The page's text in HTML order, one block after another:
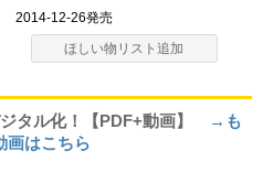
2014-12-26発売
ほしい物リスト追加
タル化！【PDF+動画】
→も
画はこちら